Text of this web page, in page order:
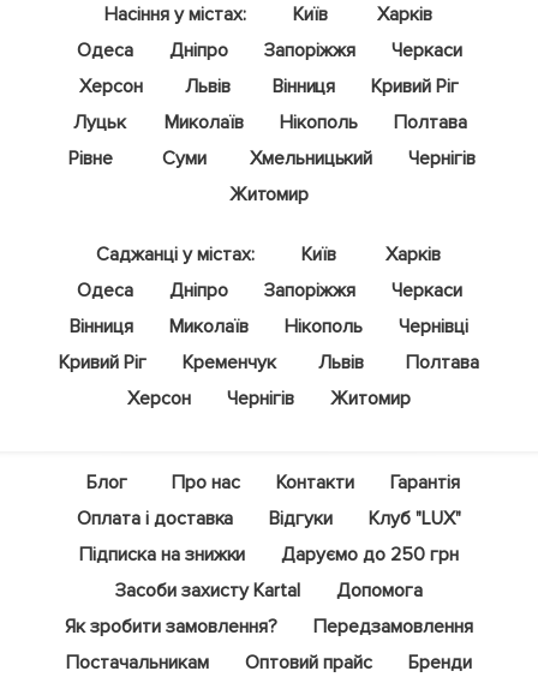
Насіння у містах:
Київ
Харків
Одеса
Дніпро Запоріжжя
Черкаси
Херсон
Львів Вінниця
Кривий Ріг
Луцьк
Миколаїв Нікополь
Полтава
Рівне
Суми Хмельницький
Чернігів
Житомир
Саджанці у містах: Київ
Харків
Одеса
Дніпро Запоріжжя
Черкаси
Вінниця
Миколаїв Нікополь
Чернівці
Кривий Ріг
Кременчук Львів
Полтава
Херсон
Чернігів Житомир
Блог Про нас Контакти
Гарантія
Оплата і доставка
Відгуки
Клуб "LUX"
Підписка на знижки
Даруємо до 250 грн
Засоби захисту Kartal
Допомога
Як зробити замовлення?
Передзамовлення
Постачальникам
Оптовий прайс Бренди